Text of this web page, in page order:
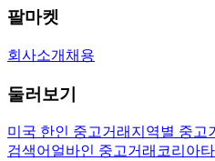
팔마켓
회사소개 채용
둘러보기
미국 한인 중고거래 지역별 중고
검색어 얼바인 중고거래 코리아